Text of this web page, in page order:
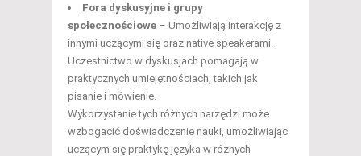
Fora dyskusyjne i grupy
społecznościowe – Umożliwiają interakcję z
innymi uczącymi się oraz native speakerami.
Uczestnictwo w dyskusjach pomagają w
praktycznych umiejętnościach, takich jak
pisanie i mówienie.
Wykorzystanie tych różnych narzędzi może
wzbogacić doświadczenie nauki, umożliwiając
uczącym się praktykę języka w różnych